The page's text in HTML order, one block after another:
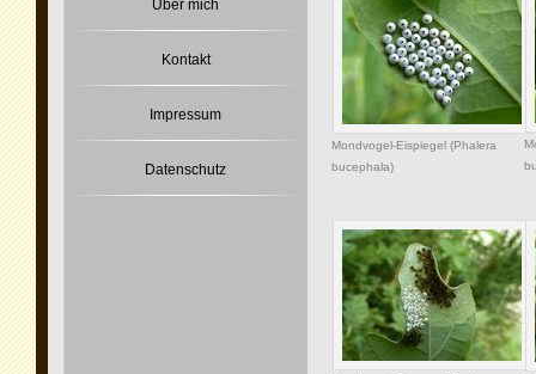
Über mich
Kontakt
Impressum
Datenschutz
Mondvogel-Eispiegel (Phalera
bucephala)